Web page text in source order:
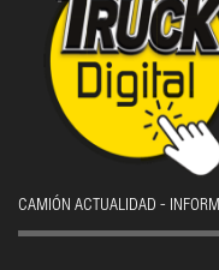
CAMIÓN ACTUALIDAD -